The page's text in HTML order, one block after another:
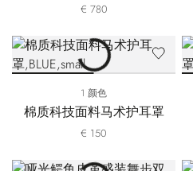
€ 780
1 颜色
棉质科技面料马术护耳罩
€ 150